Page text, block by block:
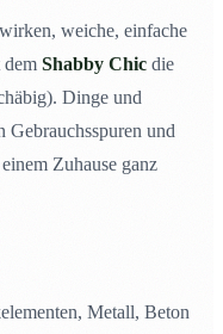
weiche, einfache
Shabby Chic die
Dinge und
und
Zuhause ganz
Metall, Beton